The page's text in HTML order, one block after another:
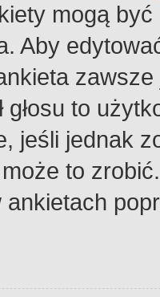
mogą
Aby
głosu to
jeśli jednak
to